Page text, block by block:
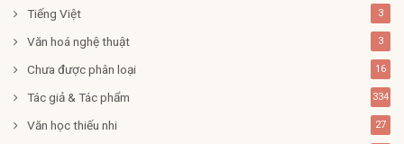
Tiếng Việt 3
Văn hoá nghệ thuật 3
Chưa được phân loại 16
Tác giả & Tác phẩm 334
Văn học thiếu nhi 27